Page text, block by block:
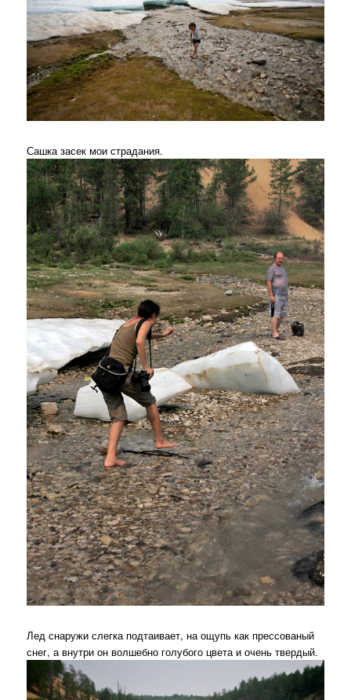
Сашка засек мои страдания.
Лед снаружи слегка подтаивает, на ощупь как прессованый
снег, а внутри он волшебно голубого цвета и очень твердый.